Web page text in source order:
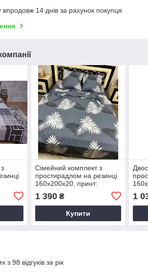
14 днів за рахунок покупця
Сімейний комплект з
простирадлом на резинці
160х200х20, принт:
1 390₴
Купити
1
з 98 відгуків за рік